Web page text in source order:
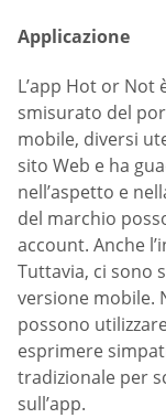
Applicazione
L’app Hot or Not
smisurato del
mobile, diversi
sito Web e ha
nell’aspetto e
del marchio
account. Anche
Tuttavia, ci sono
versione mobile.
possono
esprimere
tradizionale per
sull’app.